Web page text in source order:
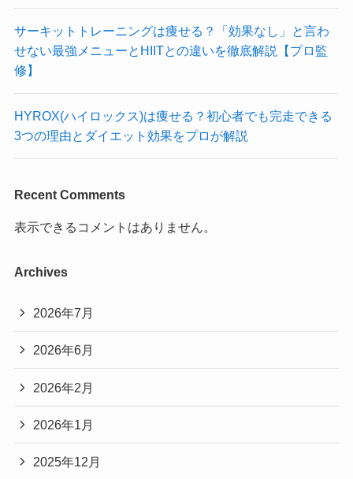
サーキットトレーニングは痩せる？「効果なし」と言わ
せない最強メニューとHIITとの違いを徹底解説【プロ監
修】
HYROX(ハイロックス)は痩せる？初心者でも完走できる
3つの理由とダイエット効果をプロが解説
Recent Comments
表示できるコメントはありません。
Archives
2026年7月
2026年6月
2026年2月
2026年1月
2025年12月